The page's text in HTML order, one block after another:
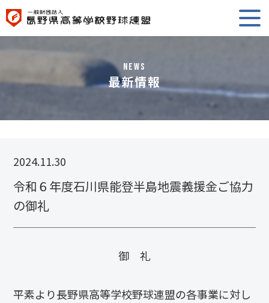
NEWS
最新情報
2024.11.30
令和６年度石川県能登半島地震義援金ご協力
の御礼
御 礼
平素より長野県高等学校野球連盟の各事業に対し